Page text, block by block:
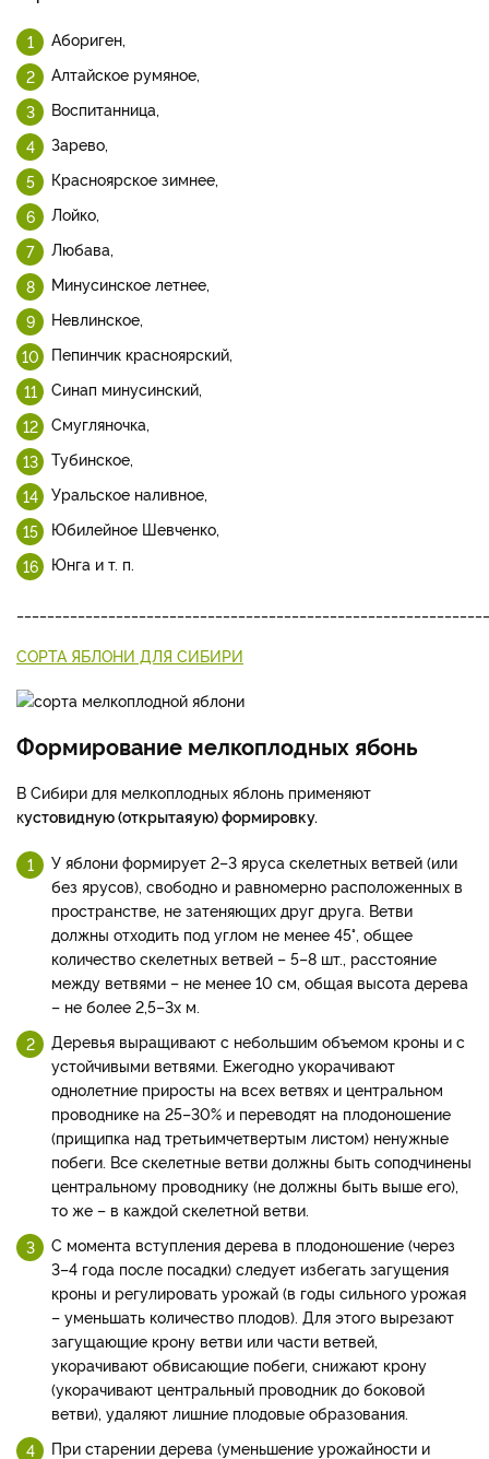
Абориген,
Алтайское румяное,
Воспитанница,
Зарево,
Красноярское зимнее,
Лойко,
Любава,
Минусинское летнее,
Невлинское,
Пепинчик красноярский,
Синап минусинский,
Смугляночка,
Тубинское,
Уральское наливное,
Юбилейное Шевченко,
Юнга и т. п.
СОРТА ЯБЛОНИ ДЛЯ СИБИРИ
Формирование мелкоплодных ябонь
В Сибири для мелкоплодных яблонь применяют
кустовидную (открытаяую) формировку.
У яблони формирует 2–3 яруса скелетных ветвей (или
без ярусов), свободно и равномерно расположенных в
пространстве, не затеняющих друг друга. Ветви
должны отходить под углом не менее 45°, общее
количество скелетных ветвей – 5–8 шт., расстояние
между ветвями – не менее 10 см, общая высота дерева
– не более 2,5–3­х м.
Деревья выращивают с небольшим объемом кроны и с
устойчивыми ветвями. Ежегодно укорачивают
однолетние приросты на всех ветвях и центральном
проводнике на 25–30% и переводят на плодоношение
(прищипка над третьим­четвертым листом) ненужные
побеги. Все скелетные ветви должны быть соподчинены
центральному проводнику (не должны быть выше его),
то же – в каждой скелетной ветви.
С момента вступления дерева в плодоношение (через
3–4 года после посадки) следует избегать загущения
кроны и регулировать урожай (в годы сильного урожая
– уменьшать количество плодов). Для этого вырезают
загущающие крону ветви или части ветвей,
укорачивают обвисающие побеги, снижают крону
(укорачивают центральный проводник до боковой
ветви), удаляют лишние плодовые образования.
При старении дерева (уменьшение урожайности и